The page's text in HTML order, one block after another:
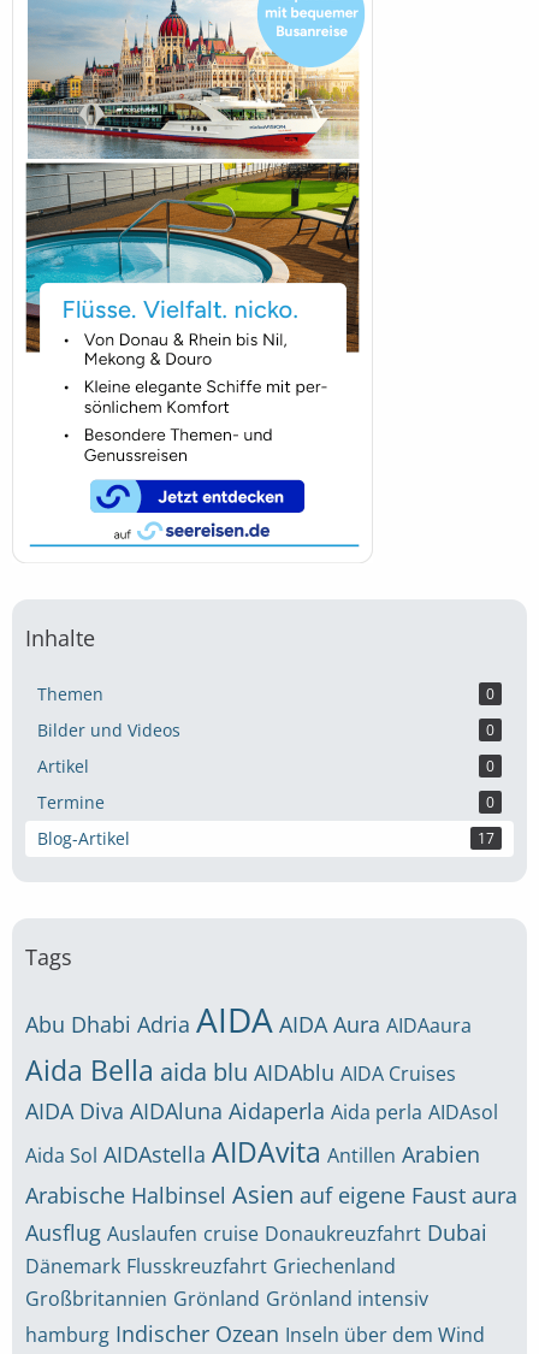
Inhalte
Themen 0
Bilder und Videos 0
Artikel 0
Termine 0
Blog-Artikel 17
Tags
Abu Dhabi Adria AIDA AIDA Aura AIDAaura
Aida Bella aida blu AIDAblu AIDA Cruises
AIDA Diva AIDAluna Aidaperla Aida perla AIDAsol
Aida Sol AIDAstella AIDAvita Antillen Arabien
Arabische Halbinsel Asien auf eigene Faust aura
Ausflug Auslaufen cruise Donaukreuzfahrt Dubai
Dänemark Flusskreuzfahrt Griechenland
Großbritannien Grönland Grönland intensiv
hamburg Indischer Ozean Inseln über dem Wind